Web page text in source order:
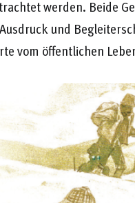
werden. Beide
und
vom öffentlichen